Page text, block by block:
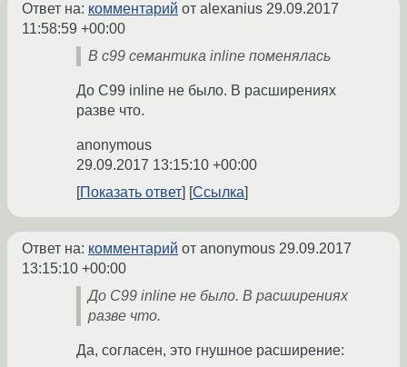
Ответ на: комментарий от alexanius 29.09.2017
11:58:59 +00:00
В c99 семантика inline поменялась
До C99 inline не было. В расширениях
разве что.
anonymous
29.09.2017 13:15:10 +00:00
Показать ответ
Ссылка
Ответ на: комментарий от anonymous 29.09.2017
13:15:10 +00:00
До C99 inline не было. В расширениях
разве что.
Да, согласен, это гнушное расширение: